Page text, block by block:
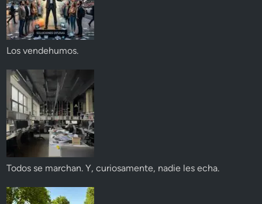
Los vendehumos.
Todos se marchan. Y, curiosamente, nadie les echa.